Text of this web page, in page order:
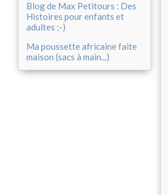
Blog de Max Petitours : Des
Histoires pour enfants et
adultes ;-)
Ma poussette africaine faite
maison (sacs à main...)